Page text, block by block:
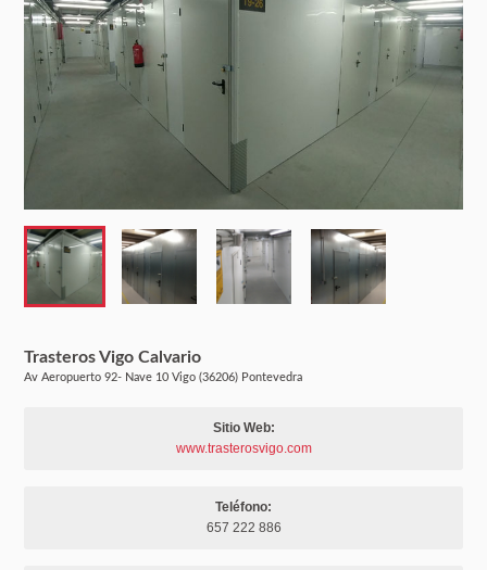
Trasteros Vigo Calvario
Av Aeropuerto 92- Nave 10 Vigo (36206) Pontevedra
Sitio Web:
www.trasterosvigo.com
Teléfono:
657 222 886